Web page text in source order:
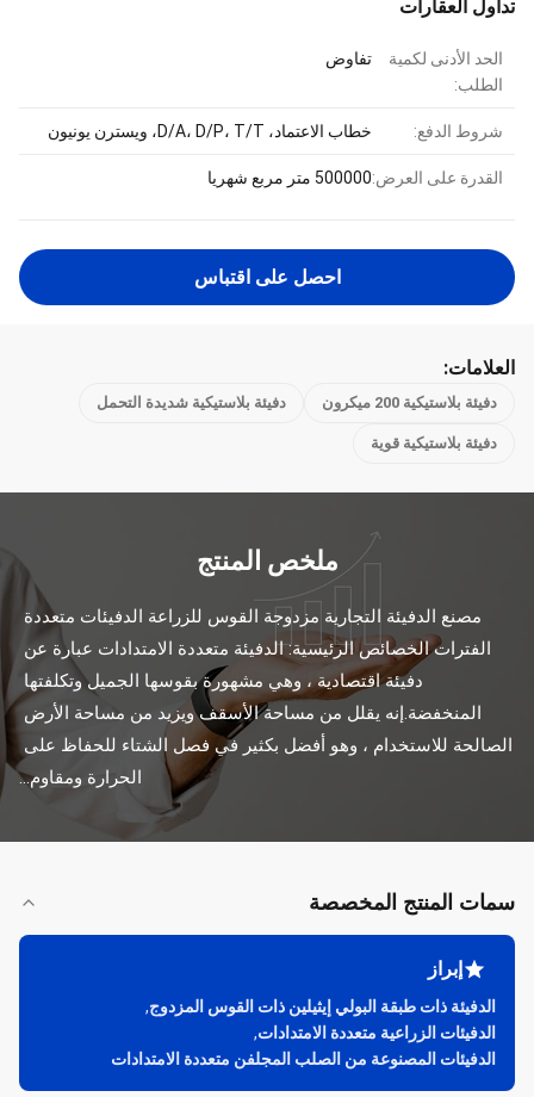
تداول العقارات
الحد الأدنى لكمية
الطلب:
تفاوض
شروط الدفع: خطاب الاعتماد، D/A، D/P، T/T، ويسترن يونيون
القدرة على العرض:500000 متر مربع شهريا
احصل على اقتباس
العلامات:
دفيئة بلاستيكية 200 ميكرون دفيئة بلاستيكية شديدة التحمل
دفيئة بلاستيكية قوية
ملخص المنتج
الحرارة ومقاوم...
سمات المنتج المخصصة
إبراز
الدفيئة ذات طبقة البولي إيثيلين ذات القوس المزدوج,
الدفيئات الزراعية متعددة الامتدادات,
الدفيئات المصنوعة من الصلب المجلفن متعددة الامتدادات